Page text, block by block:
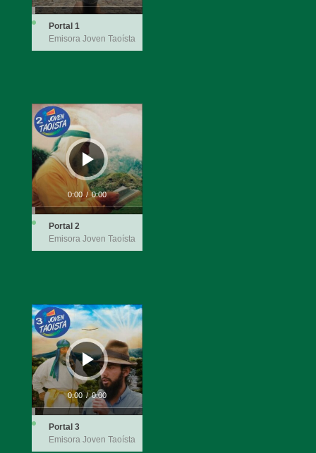
Portal 1
Emisora Joven Taoísta
Reproductor
de
audio
0:00 / 0:00
Portal 2
Emisora Joven Taoísta
Reproductor
de
audio
0:00 / 0:00
Portal 3
Emisora Joven Taoísta